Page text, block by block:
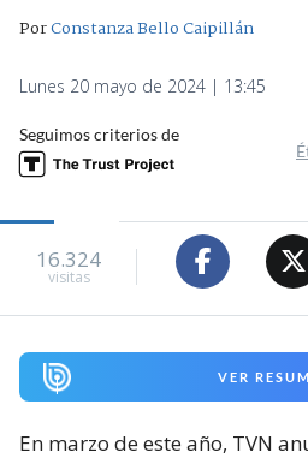
PorConstanza Bello Caipillán
Lunes 20 mayo de 2024 | 13:45
Seguimos criterios de
16.324
visitas
VER
En marzo de este año, TVN